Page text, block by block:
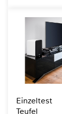
Einzeltest
Teufel